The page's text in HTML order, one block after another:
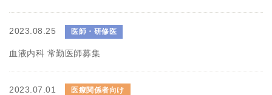
2023.08.25 医師・研修医
血液内科 常勤医師募集
2023.07.01 医療関係者向け